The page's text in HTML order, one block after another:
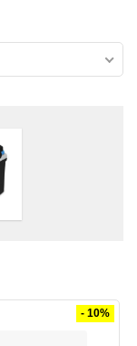
- 10%